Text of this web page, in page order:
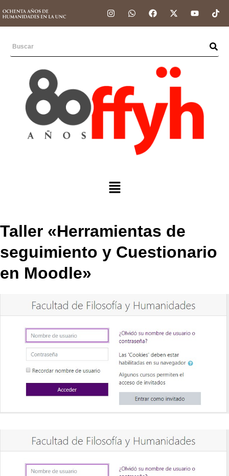
Taller «Herramientas de
seguimiento y Cuestionario
en Moodle»